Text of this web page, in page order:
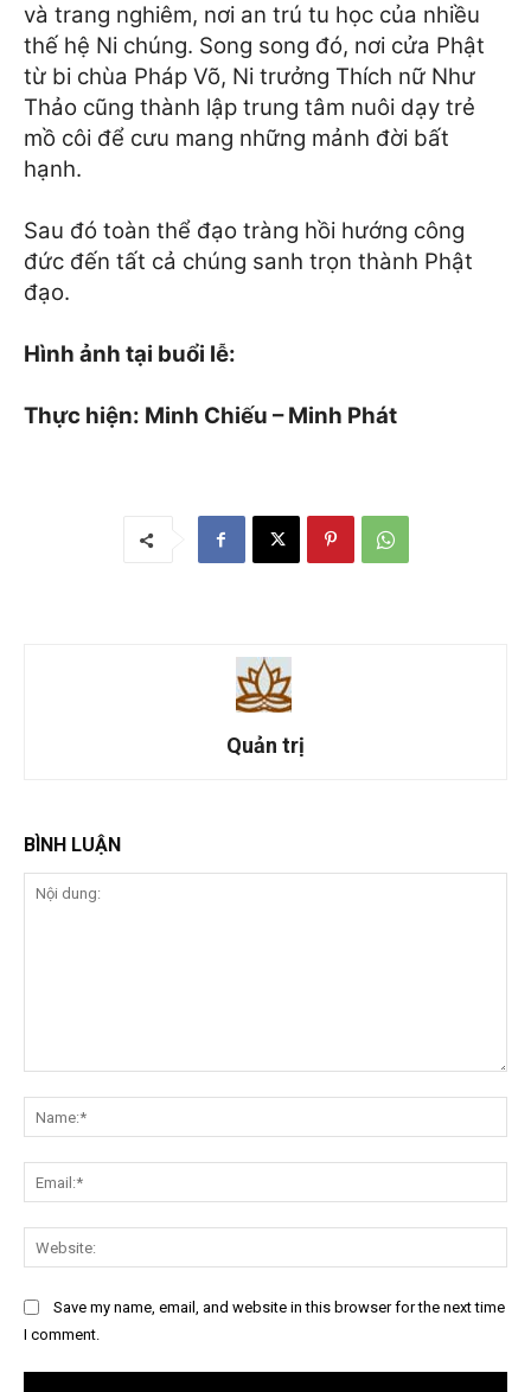
và trang nghiêm, nơi an trú tu học của nhiều
thế hệ Ni chúng. Song song đó, nơi cửa Phật
từ bi chùa Pháp Võ, Ni trưởng Thích nữ Như
Thảo cũng thành lập trung tâm nuôi dạy trẻ
mồ côi để cưu mang những mảnh đời bất
hạnh.
Sau đó toàn thể đạo tràng hồi hướng công
đức đến tất cả chúng sanh trọn thành Phật
đạo.
Hình ảnh tại buổi lễ:
Thực hiện: Minh Chiếu – Minh Phát
Quản trị
BÌNH LUẬN
dung:
Save my name, email, and website in this browser for the next time
I comment.